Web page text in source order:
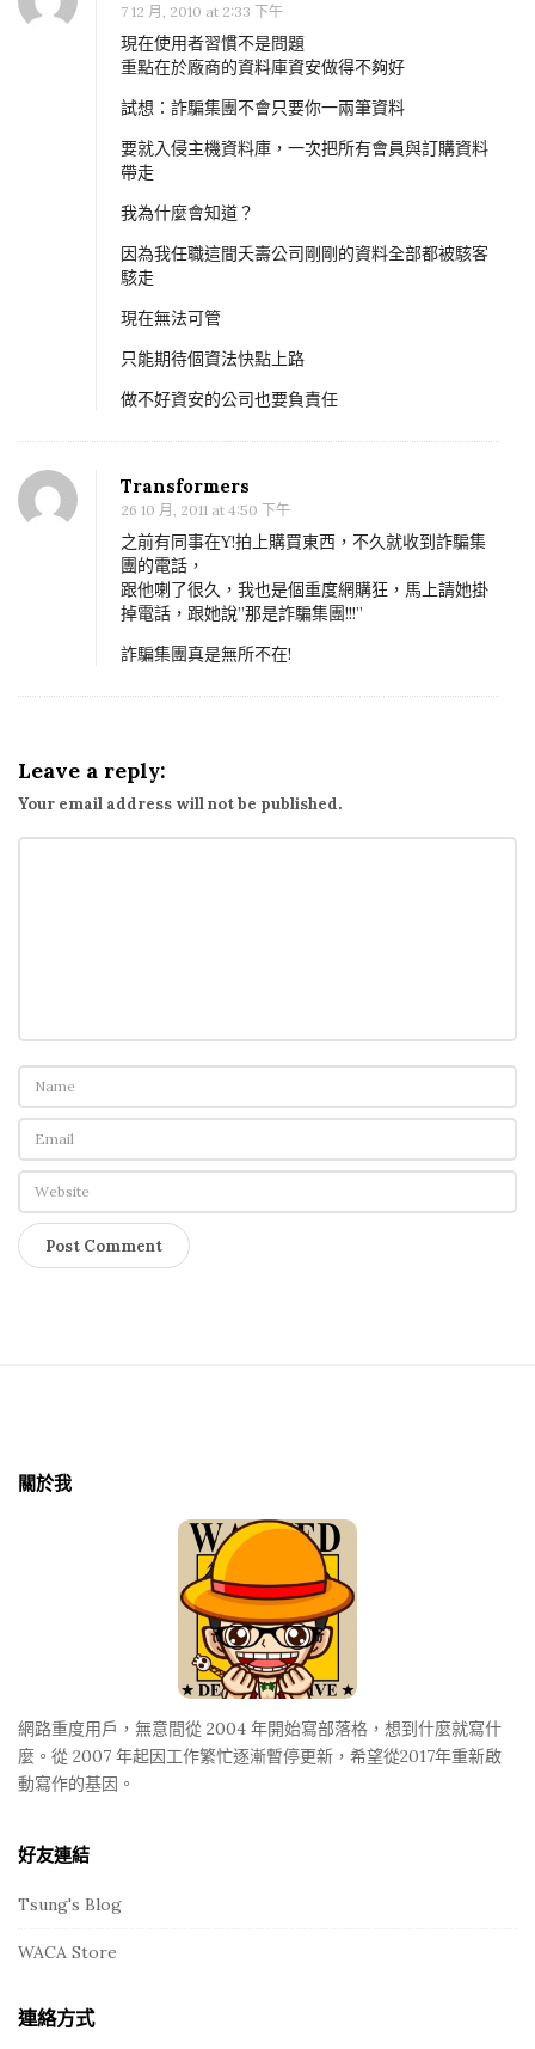
7 12 月, 2010 at 2:33 下午
現在使用者習慣不是問題
重點在於廠商的資料庫資安做得不夠好
試想：詐騙集團不會只要你一兩筆資料
要就入侵主機資料庫，一次把所有會員與訂購資料
帶走
我為什麼會知道？
因為我任職這間夭壽公司剛剛的資料全部都被駭客
駭走
現在無法可管
只能期待個資法快點上路
做不好資安的公司也要負責任
Transformers
26 10 月, 2011 at 4:50 下午
之前有同事在Y!拍上購買東西，不久就收到詐騙集
團的電話，
跟他喇了很久，我也是個重度網購狂，馬上請她掛
掉電話，跟她說”那是詐騙集團!!!”
詐騙集團真是無所不在!
Leave a reply:
Your email address will not be published.
關於我
網路重度用戶，無意間從 2004 年開始寫部落格，想到什麼就寫什
麼。從 2007 年起因工作繁忙逐漸暫停更新，希望從2017年重新啟
動寫作的基因。
好友連結
Tsung's Blog
WACA Store
連絡方式